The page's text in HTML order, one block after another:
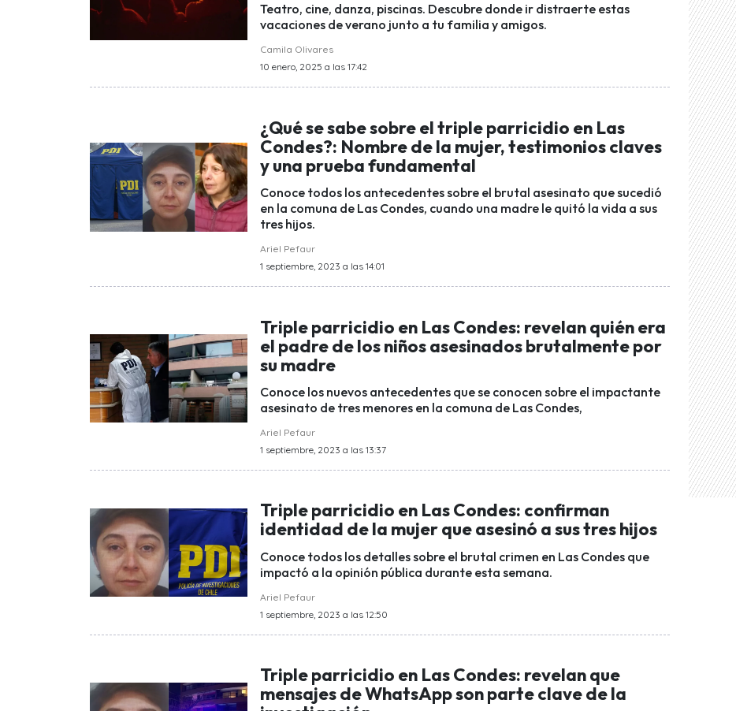
Teatro, cine, danza, piscinas. Descubre donde ir distraerte estas
vacaciones de verano junto a tu familia y amigos.
Camila Olivares
10 enero, 2025 a las 17:42
¿Qué se sabe sobre el triple parricidio en Las
Condes?: Nombre de la mujer, testimonios claves
y una prueba fundamental
Conoce todos los antecedentes sobre el brutal asesinato que sucedió
en la comuna de Las Condes, cuando una madre le quitó la vida a sus
tres hijos.
Ariel Pefaur
1 septiembre, 2023 a las 14:01
Triple parricidio en Las Condes: revelan quién era
el padre de los niños asesinados brutalmente por
su madre
Conoce los nuevos antecedentes que se conocen sobre el impactante
asesinato de tres menores en la comuna de Las Condes,
Ariel Pefaur
1 septiembre, 2023 a las 13:37
Triple parricidio en Las Condes: confirman
identidad de la mujer que asesinó a sus tres hijos
Conoce todos los detalles sobre el brutal crimen en Las Condes que
impactó a la opinión pública durante esta semana.
Ariel Pefaur
1 septiembre, 2023 a las 12:50
Triple parricidio en Las Condes: revelan que
mensajes de WhatsApp son parte clave de la